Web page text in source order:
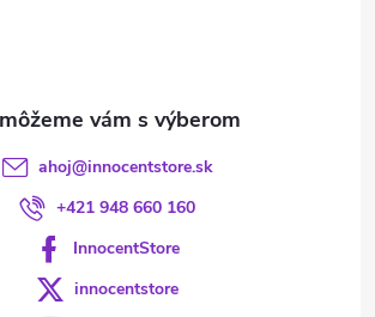
ahoj@innocentstore.sk
+421 948 660 160
InnocentStore
innocentstore